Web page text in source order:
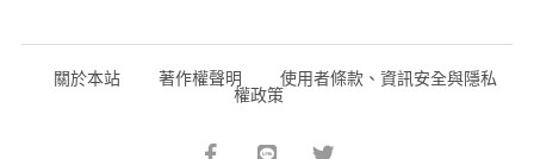
關於本站 著作權聲明 使用者條款、資訊安全與隱私
權政策